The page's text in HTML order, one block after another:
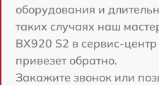
оборудования и
таких случаях наш
BX920 S2 в сервис-
привезет обратно.
Закажите звонок или